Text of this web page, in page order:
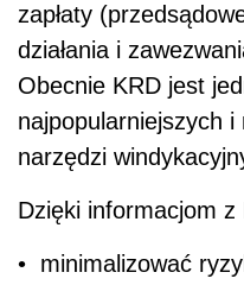
zapłaty
działania i
Obecnie KRD jest
najpopularniejszych
narzędzi
Dzięki informacjom z
• minimalizować